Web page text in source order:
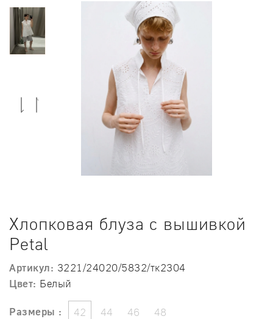
Previous
Хлопковая блуза с вышивкой
Petal
Артикул: 3221/24020/5832/тк2304
Цвет: Белый
Размеры : 42 44 46 48